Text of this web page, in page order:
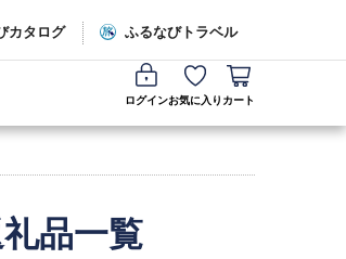
カタログ ふるなびトラベル
ログインお気に入り カート
品一覧